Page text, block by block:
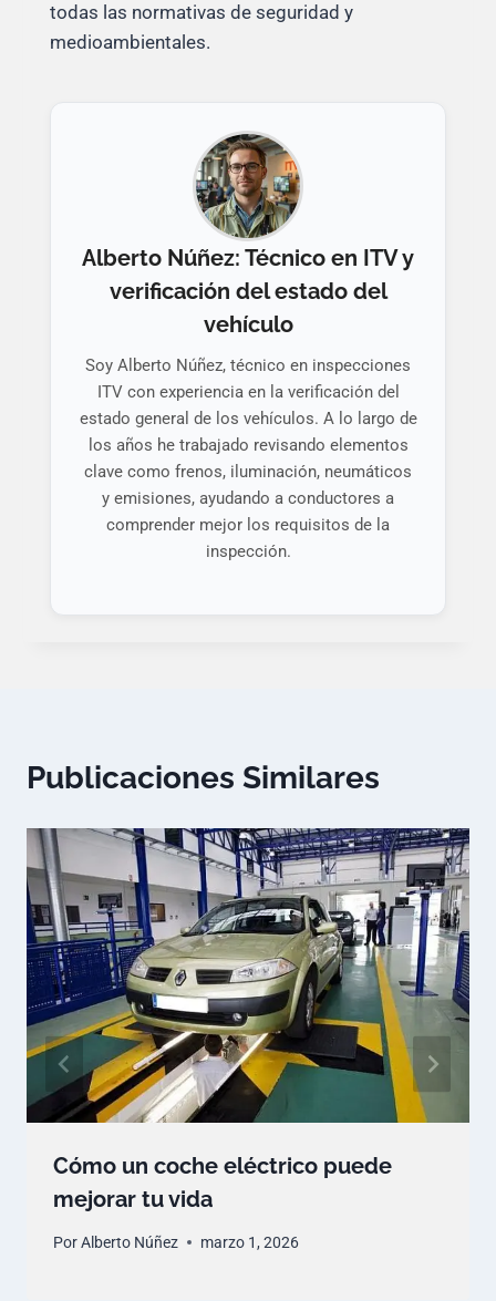
todas las normativas de seguridad y
medioambientales.
Alberto Núñez: Técnico en ITV y
verificación del estado del
vehículo
Soy Alberto Núñez, técnico en inspecciones
ITV con experiencia en la verificación del
estado general de los vehículos. A lo largo de
los años he trabajado revisando elementos
clave como frenos, iluminación, neumáticos
y emisiones, ayudando a conductores a
comprender mejor los requisitos de la
inspección.
Publicaciones Similares
Cómo un coche eléctrico puede
mejorar tu vida
PorAlberto Núñez marzo 1, 2026